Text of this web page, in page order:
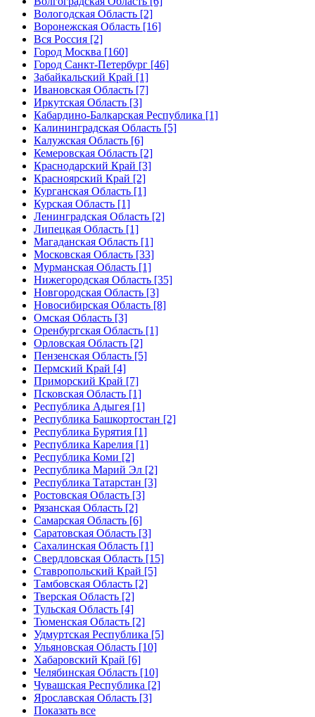
Вологодская Область [2]
Воронежская Область [16]
Вся Россия [2]
Город Москва [160]
Город Санкт-Петербург [46]
Забайкальский Край [1]
Ивановская Область [7]
Иркутская Область [3]
Кабардино-Балкарская Республика [1]
Калининградская Область [5]
Калужская Область [6]
Кемеровская Область [2]
Краснодарский Край [3]
Красноярский Край [2]
Курганская Область [1]
Курская Область [1]
Ленинградская Область [2]
Липецкая Область [1]
Магаданская Область [1]
Московская Область [33]
Мурманская Область [1]
Нижегородская Область [35]
Новгородская Область [3]
Новосибирская Область [8]
Омская Область [3]
Оренбургская Область [1]
Орловская Область [2]
Пензенская Область [5]
Пермский Край [4]
Приморский Край [7]
Псковская Область [1]
Республика Адыгея [1]
Республика Башкортостан [2]
Республика Бурятия [1]
Республика Карелия [1]
Республика Коми [2]
Республика Марий Эл [2]
Республика Татарстан [3]
Ростовская Область [3]
Рязанская Область [2]
Самарская Область [6]
Саратовская Область [3]
Сахалинская Область [1]
Свердловская Область [15]
Ставропольский Край [5]
Тамбовская Область [2]
Тверская Область [2]
Тульская Область [4]
Тюменская Область [2]
Удмуртская Республика [5]
Ульяновская Область [10]
Хабаровский Край [6]
Челябинская Область [10]
Чувашская Республика [2]
Ярославская Область [3]
Показать все